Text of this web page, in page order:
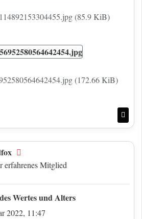
(85.9 KiB)
(172.66 KiB)
erfahrenes Mitglied
Wertes und Alters
2022, 11:47